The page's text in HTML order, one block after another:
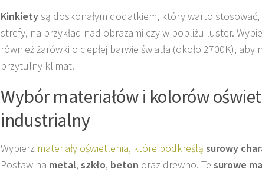
Kinkiety są doskonałym dodatkiem, który warto
strefy, na przykład nad obrazami czy w pobliżu luster.
również żarówki o ciepłej barwie światła (około 2700K),
przytulny klimat.
Wybór materiałów i kolorów
industrialny
Wybierz materiały oświetlenia, które podkreślą surowy
Postaw na metal, szkło, beton oraz drewno. Te surowe